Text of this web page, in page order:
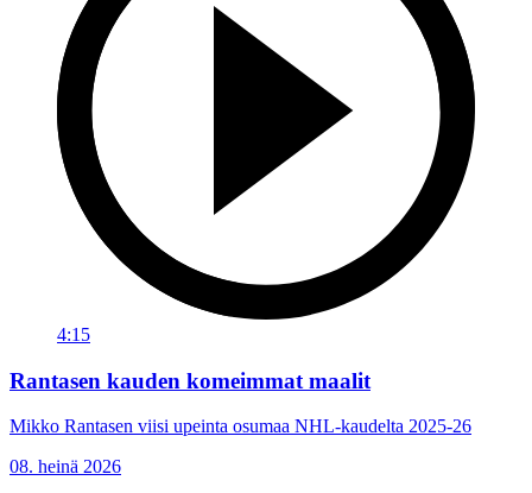
4:15
Rantasen kauden komeimmat maalit
Mikko Rantasen viisi upeinta osumaa NHL-kaudelta 2025-26
08. heinä 2026